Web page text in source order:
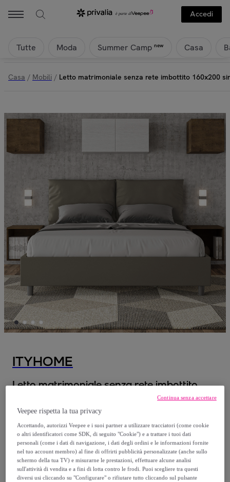
Accedi
Tutte Moda Summer Camp new Casa
Casa / Mobili / Letto matrimoniale senza rete imbottito 160x200
ITYHOME
Letto matrimoniale senza rete imbottito
160x200 similpelle cappuccino Antea
Modello: Letto matrimoniale senza rete
imbottito 160x200 similpelle cappuccino
Antea
589,00 €
Veepee rispetta la tua privacy
Accettando, autorizzi Veepee e i suoi partner a utilizzare tracciatori (come cookie
o altri identificatori come SDK, di seguito "Cookie") e a trattare i tuoi dati
personali (come i dati di navigazione, i dati degli ordini e le informazioni fornite
nel tuo account membro) al fine di offrirti pubblicità personalizzate (anche sullo
schermo della tua TV) e misurarne le prestazioni, effettuare alcune analisi
sull'attività di vendita e a fini di lotta contro le frodi. Puoi scegliere tra questi
diversi usi cliccando su "Configurare" o rifiutare tutto cliccando sul pulsante
Continua senza accettare